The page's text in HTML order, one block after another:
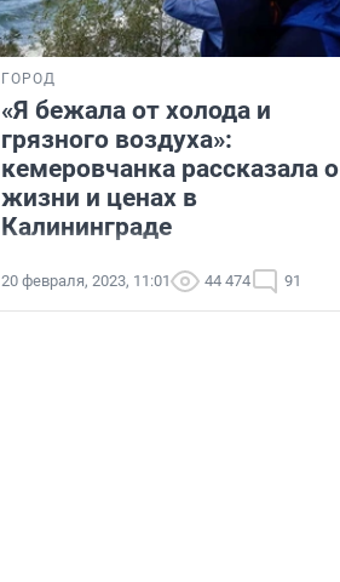
ГОРОД
«Я бежала от холода и
грязного воздуха»:
кемеровчанка рассказала о
жизни и ценах в
Калининграде
20 февраля, 2023, 11:01 44 474 91